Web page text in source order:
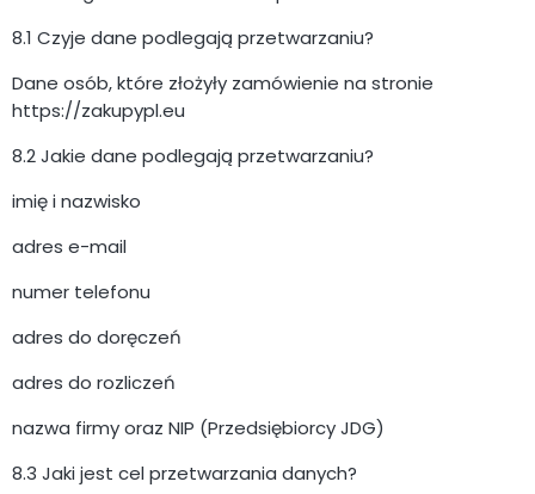
8.1 Czyje dane podlegają przetwarzaniu?
Dane osób, które złożyły zamówienie na stronie
https://zakupypl.eu
8.2 Jakie dane podlegają przetwarzaniu?
imię i nazwisko
adres e-mail
numer telefonu
adres do doręczeń
adres do rozliczeń
nazwa firmy oraz NIP (Przedsiębiorcy JDG)
8.3 Jaki jest cel przetwarzania danych?